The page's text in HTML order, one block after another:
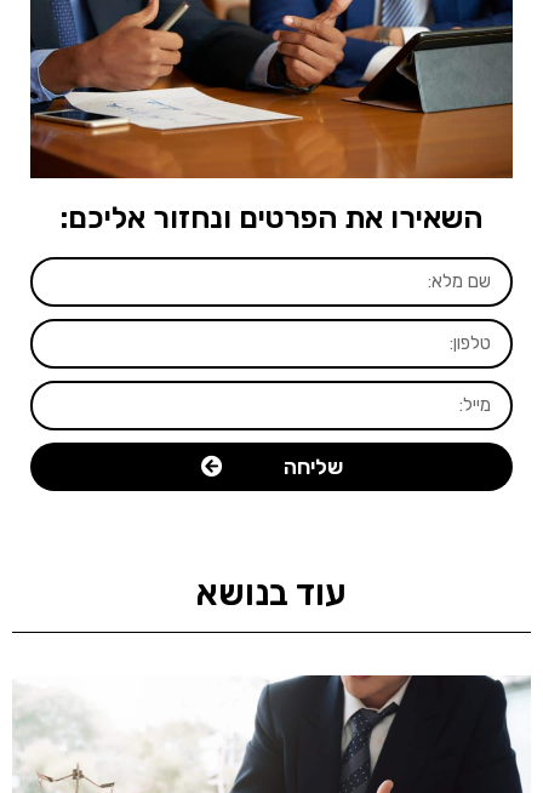
השאירו את הפרטים ונחזור אליכם:
שליחה
עוד בנושא